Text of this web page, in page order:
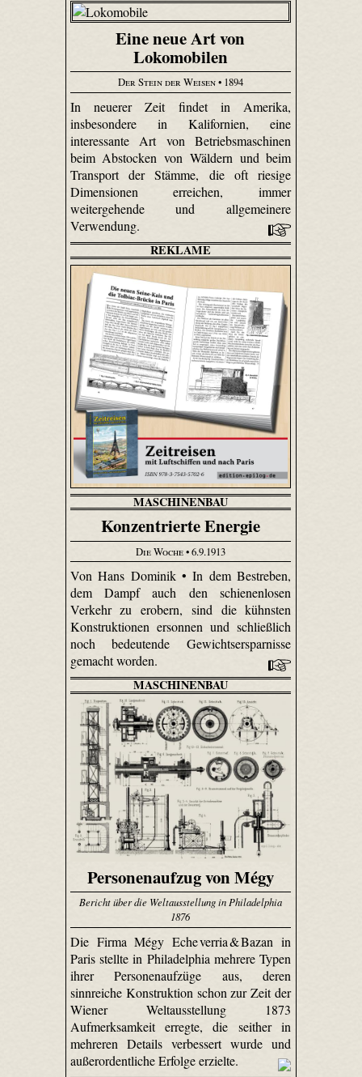
Eine neue Art von
Lokomobilen
Der Stein der Weisen• 1894
In neuerer Zeit findet in Amerika,
insbesondere in Kalifornien, eine
interessante Art von Betriebsmaschinen
beim Abstocken von Wäldern und beim
Transport der Stämme, die oft riesige
Dimensionen erreichen, immer
weitergehende und allgemeinere
Verwendung.
REKLAME
MASCHINENBAU
Konzentrierte Energie
Die Woche• 6.9.1913
Von Hans Dominik • In dem Bestreben,
dem Dampf auch den schienen­losen
Verkehr zu erobern, sind die kühnsten
Konstruktionen ersonnen und schließlich
noch bedeutende Gewichtsersparnisse
gemacht worden.
MASCHINENBAU
Personenaufzug von Mégy
Bericht über die Weltausstellung in Philadelphia
1876
Die Firma Mégy Eche verria & Bazan in
Paris stellte in Philadelphia mehrere Typen
ihrer Personenaufzüge aus, deren
sinnreiche Konstruktion schon zur Zeit der
Wiener Weltausstellung 1873
Aufmerksamkeit erregte, die seither in
mehreren Details verbessert wurde und
außerordentliche Erfolge erzielte.